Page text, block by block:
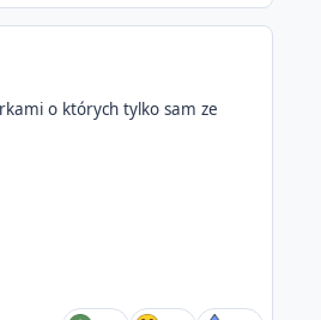
o których tylko sam ze